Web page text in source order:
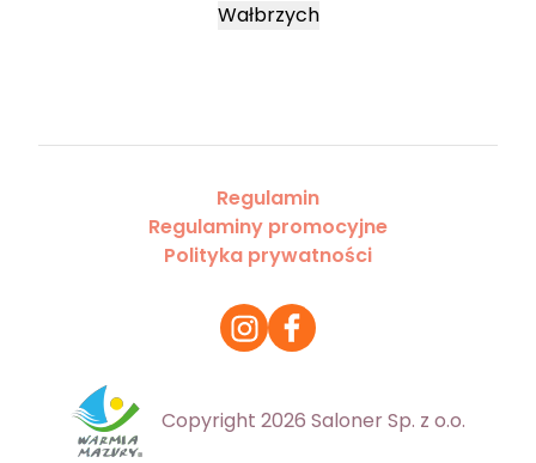
Wałbrzych
Regulamin
Regulaminy promocyjne
Polityka prywatności
Copyright 2026 Saloner Sp. z o.o.